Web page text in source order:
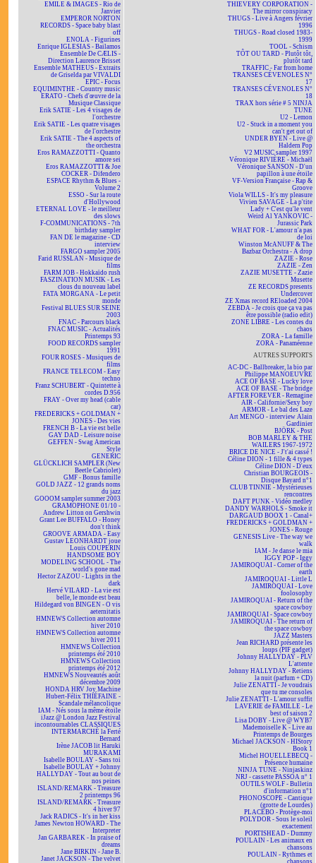
EMILE & IMAGES - Rio de
Janvier
EMPEROR NORTON
RECORDS - Space baby blast
off
ENOLA - Figurines
Enrique IGLESIAS - Bailamos
Ensemble De CÆLIS -
Direction Laurence Brisset
Ensemble MATHEUS - Extraits
de Griselda par VIVALDI
EPIC - Focus
EQUIMINTHE - Country music
ERATO - Chefs d'œuvre de la
Musique Classique
Erik SATIE - Les 4 visages de
l'orchestre
Erik SATIE - Les quatre visages
de l'orchestre
Erik SATIE - The 4 aspects of
the orchestra
Eros RAMAZZOTTI - Quanto
amore sei
Eros RAMAZZOTTI & Joe
COCKER - Difendero
ESPACE Rhythm & Blues -
Volume 2
ESSO - Sur la route
d'Hollywood
ETERNAL LOVE - le meilleur
des slows
F-COMMUNICATIONS - 7th
birthday sampler
FAN DE le magazine - CD
interview
FARGO sampler 2005
Farid RUSSLAN - Musique de
films
FARM JOB - Hokkaïdo rush
FASZINATION MUSIK - Les
clous du nouveau label
FATA MORGANA - Le petit
monde
Festival BLUES SUR SEINE
2003
FNAC - Parcours black
FNAC MUSIC - Actualités
Printemps 93
FOOD RECORDS sampler
1991
FOUR ROSES - Musiques de
films
FRANCE TELECOM - Easy
techno
Franz SCHUBERT - Quintette à
cordes D.956
FRAY - Over my head (cable
car)
FREDERICKS + GOLDMAN +
JONES - Des vies
FRENCH B - La vie est belle
GAY DAD - Leisure noise
GEFFEN - Swag American
Style
GENERIC
GLÜCKLICH SAMPLER (New
Beetle Cabriolet)
GMF - Bonus famille
GOLD JAZZ - 12 grands noms
du jazz
GOOOM sampler summer 2003
GRAMOPHONE 01/10 -
Andrew Litton on Gershwin
Grant Lee BUFFALO - Honey
don't think
GROOVE ARMADA - Easy
Gustav LEONHARDT joue
Louis COUPERIN
HANDSOME BOY
MODELING SCHOOL - The
world's gone mad
Hector ZAZOU - Lights in the
dark
Hervé VILARD - La vie est
belle, le monde est beau
Hildegard von BINGEN - O vis
aeternitatis
HMNEWS Collection automne
hiver 2010
HMNEWS Collection automne
hiver 2011
HMNEWS Collection
printemps été 2010
HMNEWS Collection
printemps été 2012
HMNEWS Nouveautés août
décembre 2009
HONDA HRV Joy Machine
Hubert-Félix THIÉFAINE -
Scandale mélancolique
IAM - Nés sous la même étoile
iJazz @ London Jazz Festival
incontournables CLASSIQUES
INTERMARCHÉ la Ferté
Bernard
Irène JACOB lit Haruki
MURAKAMI
Isabelle BOULAY - Sans toi
Isabelle BOULAY + Johnny
HALLYDAY - Tout au bout de
nos peines
ISLAND/REMARK - Treasure
2 printemps 96
ISLAND/REMARK - Treasure
4 hiver 97
Jack RADICS - It's in her kiss
James Newton HOWARD - The
Interpreter
Jan GARBAREK - In praise of
dreams
Jane BIRKIN - Jane B.
Janet JACKSON - The velvet
THIEVERY CORPORATION -
The mirror conspiracy
THUGS - Live à Angers février
1996
THUGS - Road closed 1983-
1999
TOOL - Schism
TÔT OU TARD - Plutôt tôt,
plutôt tard
TRAFFIC - Far from home
TRANSES CÉVENOLES N°
17
TRANSES CÉVENOLES N°
18
TRAX hors série # 5 NINJA
TUNE
U2 - Lemon
U2 - Stuck in a moment you
can't get out of
UNDER BYEN - Live @
Haldern Pop
V2 MUSIC sampler 1997
Véronique RIVIÈRE - Michaël
Véronique SANSON - D'un
papillon à une étoile
VF-Version Française - Rap &
Groove
Viola WILLS - It's my pleasure
Vivien SAVAGE - La p'tite
Lady + C'est qu'le vent
Weird Al YANKOVIC -
Jurassic Park
WHAT FOR - L'amour n'a pas
de loi
Winston McANUFF & The
Bazbaz Orchestra - A drop
ZAZIE - Rose
ZAZIE - Zen
ZAZIE MUSETTE - Zazie
Musette
ZE RECORDS presents
Undercover
ZE Xmas record REloaded 2004
ZEBDA - Je crois que ça va pas
être possible (radio edit)
ZONE LIBRE - Les contes du
chaos
ZORA - La famille
ZORA - Panaméenne
AUTRES SUPPORTS
AC-DC - Ballbreaker, la bio par
Philippe MANOEUVRE
ACE OF BASE - Lucky love
ACE OF BASE - The bridge
AFTER FOREVER - Remagine
AIR - Californie/Sexy boy
ARMOR - Le bal des Laze
Art MENGO - interview Alain
Gardinier
BJÖRK - Post
BOB MARLEY & THE
WAILERS 1967-1972
BRICE DE NICE - J't'ai cassé !
Céline DION - 1 fille & 4 types
Céline DION - D'eux
Christian BOURGEOIS -
Disque Bayard n°1
CLUB TINNIE - Mystérieuses
rencontres
DAFT PUNK - Vidéo medley
DANDY WARHOLS - Smoke it
DARGAUD BOOX 1 - Canal+
FREDERICKS + GOLDMAN +
JONES - Rouge
GENESIS Live - The way we
walk
IAM - Je danse le mia
IGGY POP - Iggy
JAMIROQUAI - Corner of the
earth
JAMIROQUAI - Little L
JAMIROQUAI - Love
foolosophy
JAMIROQUAI - Return of the
space cowboy
JAMIROQUAI - Space cowboy
JAMIROQUAI - The return of
the space cowboy
JAZZ Masters
Jean RICHARD présente les
loups (PIF gadget)
Johnny HALLYDAY - PLV
L'attente
Johnny HALLYDAY - Retiens
la nuit (parfum + CD)
Julie ZENATTI - Je voudrais
que tu me consoles
Julie ZENATTI - L'amour suffit
LAVERIE de FAMILLE - Le
best of saison 2
Lisa DOBY - Live @ WYB7
Mademoiselle K - Live au
Printemps de Bourges
Michael JACKSON - HIStory
Book 1
Michel HOUELLEBECQ -
Présence humaine
NINJA TUNE - Ninjaskinz
NRJ - cassette PASSOA n° 1
OUTILS WOLF - Bulletin
d'information n°1
PHONOSCOPE - Cantique
(grotte de Lourdes)
PLACEBO - Protège-moi
POLYDOR - Sous le soleil
exactement
PORTISHEAD - Dummy
POULAIN - Les animaux en
chansons
POULAIN - Rythmes et
chansons